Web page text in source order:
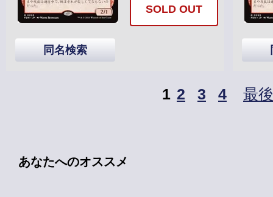
SOLD OUT
同名検索
1 2 3 4 最
あなたへのオススメ